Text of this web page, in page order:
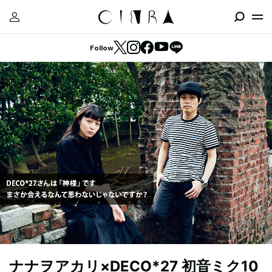
Follow
ナナヲアカリ×DECO*27 初音ミク10